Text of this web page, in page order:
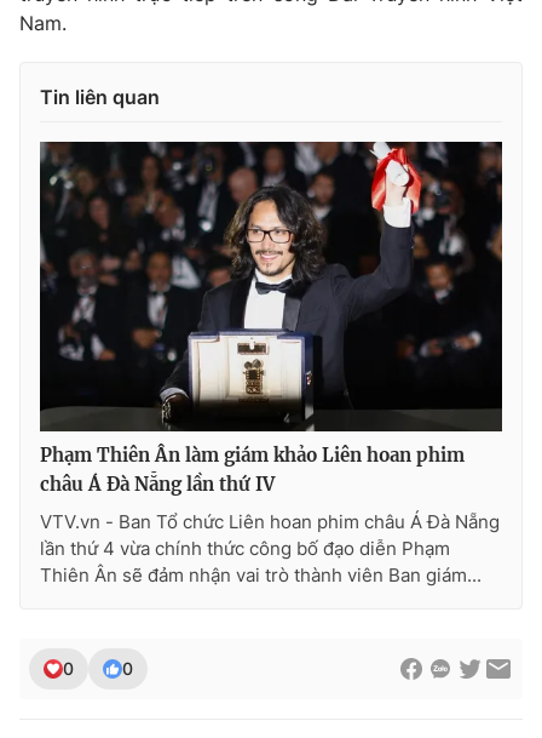
Nam.
Tin liên quan
Phạm Thiên Ân làm giám khảo Liên hoan phim
châu Á Đà Nẵng lần thứ IV
VTV.vn - Ban Tổ chức Liên hoan phim châu Á Đà Nẵng
lần thứ 4 vừa chính thức công bố đạo diễn Phạm
Thiên Ân sẽ đảm nhận vai trò thành viên Ban giám...
0 0